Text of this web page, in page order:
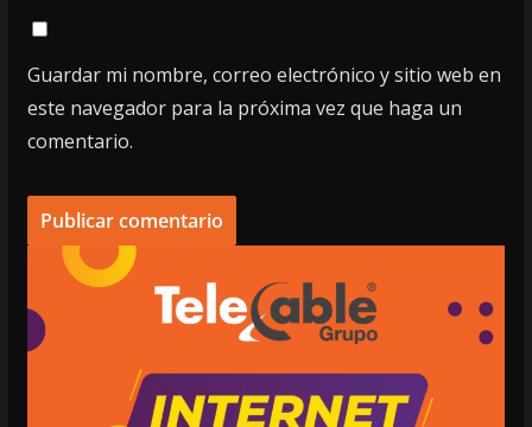
Guardar mi nombre, correo electrónico y sitio web en
este navegador para la próxima vez que haga un
comentario.